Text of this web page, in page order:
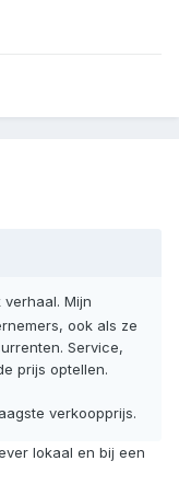
Mijn
ook als ze
Service,
prijs optellen.
verkoopprijs.
lokaal en bij een